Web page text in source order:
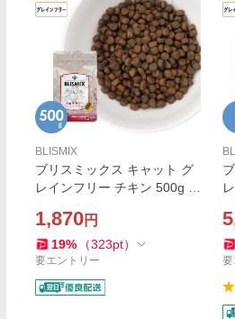
BLISMIX
ブリスミックス キャット グ
レインフリー チキン 500g キ
ー】
1,870円
19% （323pt）
要エントリー 要